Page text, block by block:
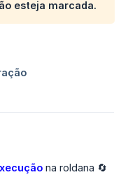
esteja marcada.
na roldana 🔄️